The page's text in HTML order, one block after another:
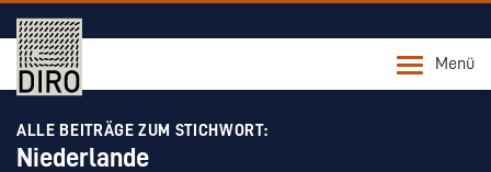
Menü
ALLE BEITRÄGE ZUM STICHWORT:
Niederlande